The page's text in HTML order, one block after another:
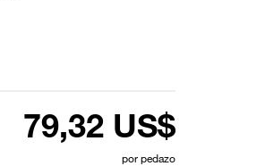
79,32 US$
por pedazo